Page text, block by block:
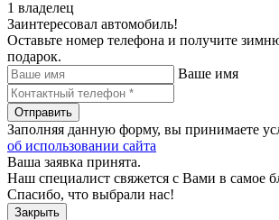
1 владелец
Заинтересовал автомобиль!
Оставьте номер телефона и получите
подарок.
Ваше имя
Отправить
Заполняя данную форму, вы принимаете
об использовании сайта
Ваша заявка принята.
Наш специалист свяжется с Вами в самое
Спасибо, что выбрали нас!
Закрыть